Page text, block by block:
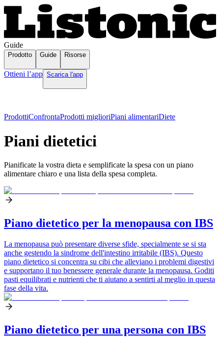
Guide
Prodotto Guide Risorse
Ottieni l’app Scarica l'app
ProdottiConfrontaProdotti miglioriPiani alimentariDiete
Piani dietetici
Pianificate la vostra dieta e semplificate la spesa con un piano
alimentare chiaro e una lista della spesa completa.
Piano dietetico per la menopausa con IBS
La menopausa può presentare diverse sfide, specialmente se si sta
anche gestendo la sindrome dell'intestino irritabile (IBS). Questo
piano dietetico si concentra su cibi che alleviano i problemi digestivi
e supportano il tuo benessere generale durante la menopausa. Goditi
pasti equilibrati e nutrienti che ti aiutano a sentirti al meglio in questa
fase della vita.
Piano dietetico per una persona con IBS